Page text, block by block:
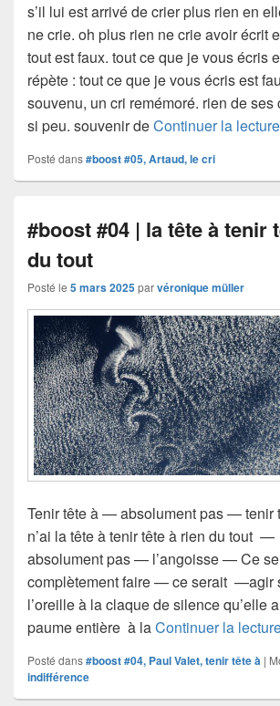
s’il lui est arrivé de crier plus rien en
ne crie. oh plus rien ne crie avoir écrit
tout est faux. tout ce que je vous écris
répète : tout ce que je vous écris est
souvenu, un cri remémoré. rien de ses
si peu. souvenir deContinuer la lecture
Posté dans#boost #05, Artaud, le cri
#boost #04 | la tête à tenir
du tout
Posté le 5 mars 2025parvéronique müller
Tenir tête à — absolument pas — tenir
n’ai la tête à tenir tête à rien du tout
absolument pas — l’angoisse — Ce
complètement faire — ce serait —agir
l’oreille à la claque de silence qu’elle
paume entière à laContinuer la
Posté dans#boost #04, Paul Valet, tenir tête à |
indifférence